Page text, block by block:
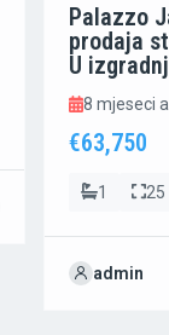
Palazzo
prodaja
U
8 mjeseci
€63,750
1
admin